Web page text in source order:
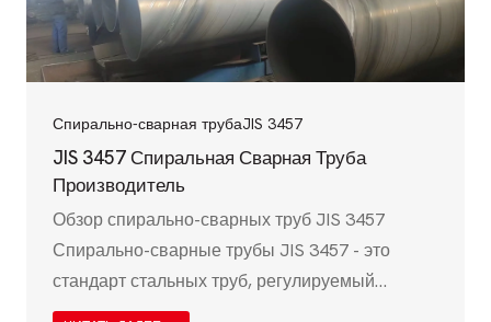
Спирально-сварная трубаJIS 3457
JIS 3457 Спиральная Сварная Труба
Производитель
Обзор спирально-сварных труб JIS 3457
Спирально-сварные трубы JIS 3457 - это
стандарт стальных труб, регулируемый
японскими промышленными стандартами